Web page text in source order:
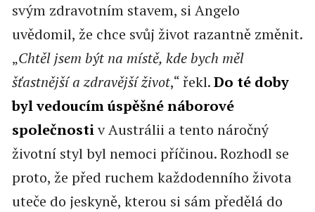
svým zdravotním stavem, si Angelo
uvědomil, že chce svůj život razantně změnit.
„Chtěl jsem být na místě, kde bych měl
šťastnější a zdravější život,“ řekl.Do té doby
byl vedoucím úspěšné náborové
společnostiv Austrálii a tento náročný
životní styl byl nemoci příčinou. Rozhodl se
proto, že před ruchem každodenního života
uteče do jeskyně, kterou si sám předělá do